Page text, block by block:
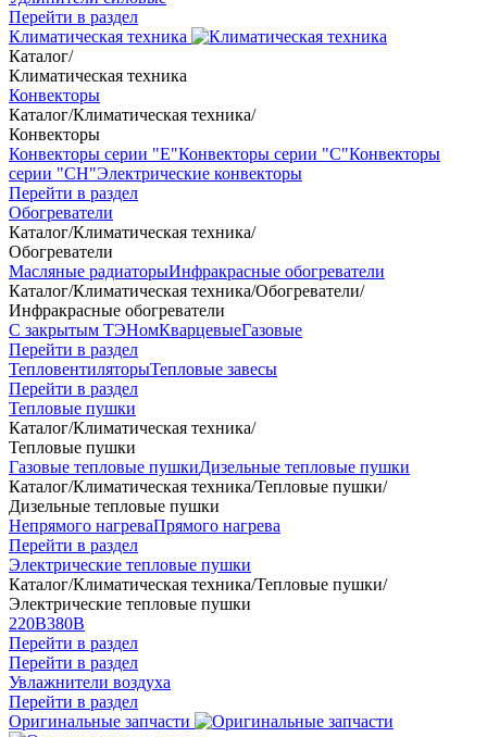
Перейти в раздел
Климатическая техника
Каталог/
Климатическая техника
Конвекторы
Каталог/Климатическая техника/
Конвекторы
Конвекторы серии "Е"Конвекторы серии "С"Конвекторы
серии "СН"Электрические конвекторы
Перейти в раздел
Обогреватели
Каталог/Климатическая техника/
Обогреватели
Масляные радиаторыИнфракрасные обогреватели
Каталог/Климатическая техника/Обогреватели/
Инфракрасные обогреватели
С закрытым ТЭНомКварцевыеГазовые
Перейти в раздел
ТепловентиляторыТепловые завесы
Перейти в раздел
Тепловые пушки
Каталог/Климатическая техника/
Тепловые пушки
Газовые тепловые пушкиДизельные тепловые пушки
Каталог/Климатическая техника/Тепловые пушки/
Дизельные тепловые пушки
Непрямого нагреваПрямого нагрева
Перейти в раздел
Электрические тепловые пушки
Каталог/Климатическая техника/Тепловые пушки/
Электрические тепловые пушки
220В380В
Перейти в раздел
Перейти в раздел
Увлажнители воздуха
Перейти в раздел
Оригинальные запчасти